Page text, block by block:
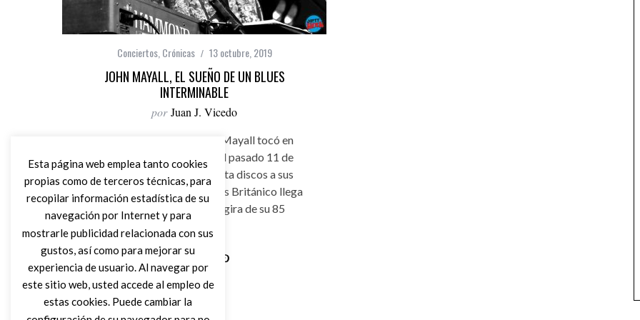
Conciertos, Crónicas 13 octubre, 2019
JOHN MAYALL, EL SUEÑO DE UN BLUES
INTERMINABLE
por Juan J. Vicedo
El maestro del blues John Mayall tocó en
Alicante por primera vez el pasado 11 de
octubre. Con más de sesenta discos a sus
espaldas, el Padrino del Blues Británico llega
este viernes dentro de la gira de su 85
cumpleaños
Leer Más
Esta página web emplea tanto cookies
propias como de terceros técnicas, para
recopilar información estadística de su
navegación por Internet y para
mostrarle publicidad relacionada con sus
gustos, así como para mejorar su
experiencia de usuario. Al navegar por
este sitio web, usted accede al empleo de
estas cookies. Puede cambiar la